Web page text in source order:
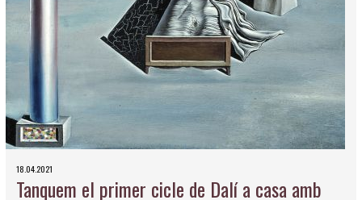
18.04.2021
Tanquem el primer cicle de Dalí a casa amb